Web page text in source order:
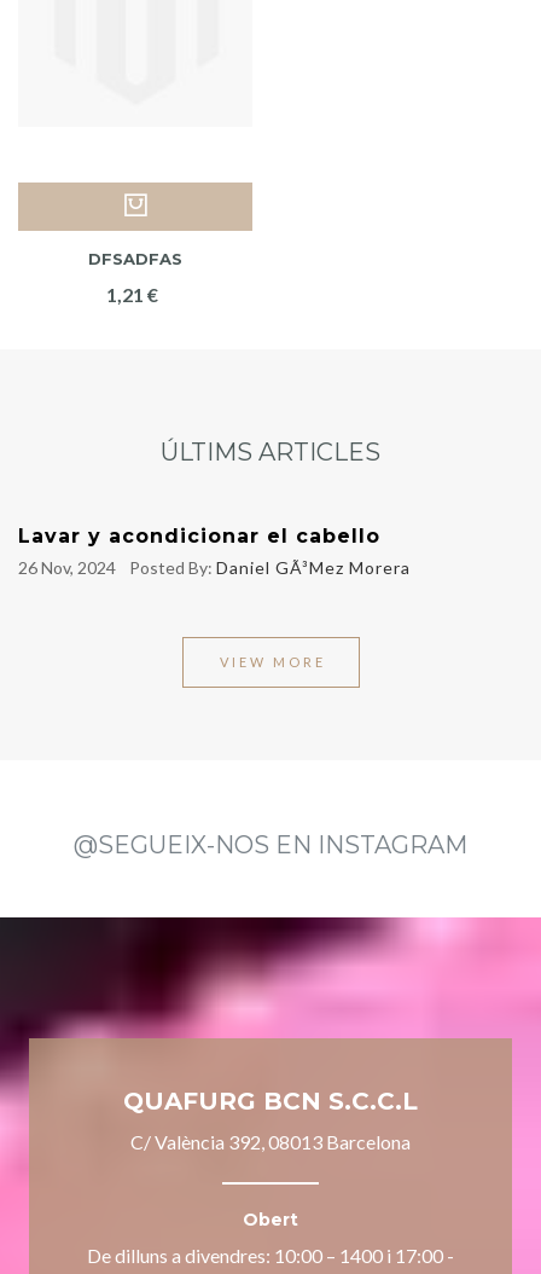
DFSADFAS
1,21 €
ÚLTIMS ARTICLES
Lavar y acondicionar el cabello
26 Nov, 2024 Posted By: Daniel GÃ³mez Morera
VIEW MORE
@SEGUEIX-NOS EN INSTAGRAM
QUAFURG BCN S.C.C.L
C/ València 392, 08013 Barcelona
Obert
De dilluns a divendres: 10:00 – 1400 i 17:00 -